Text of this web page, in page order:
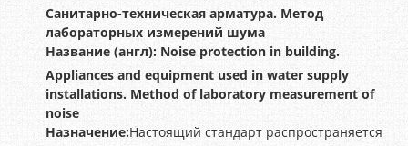
Санитарно-техническая арматура. Метод
лабораторных измерений шума
Название (англ): Noise protection in building.
Appliances and equipment used in water supply
installations. Method of laboratory measurement of
noise
Назначение:Настоящий стандарт распространяется